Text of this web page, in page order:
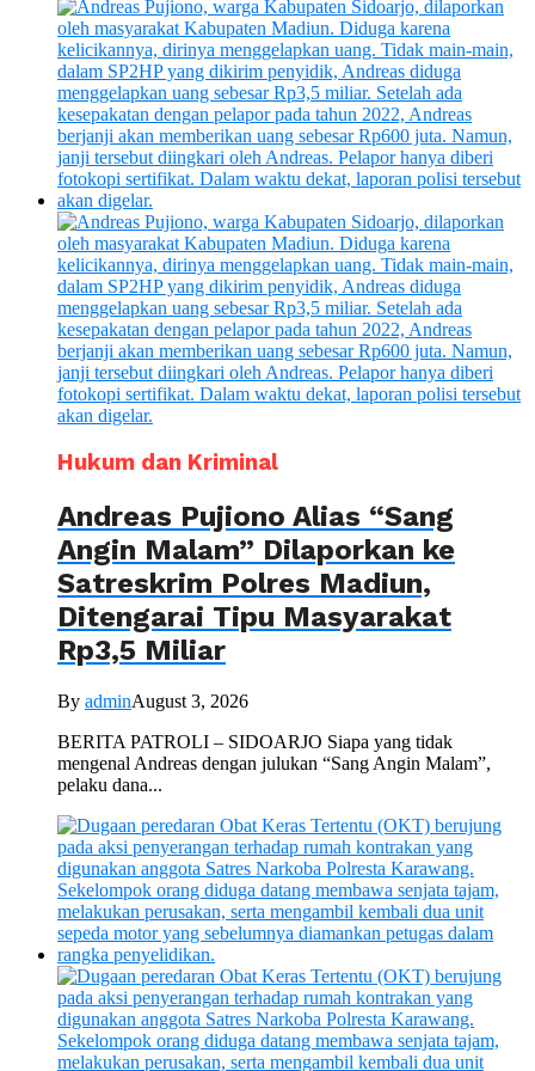
Hukum dan Kriminal
Andreas Pujiono Alias “Sang
Angin Malam” Dilaporkan ke
Satreskrim Polres Madiun,
Ditengarai Tipu Masyarakat
Rp3,5 Miliar
By adminAugust 3, 2026
BERITA PATROLI – SIDOARJO Siapa yang tidak
mengenal Andreas dengan julukan “Sang Angin Malam”,
pelaku dana...